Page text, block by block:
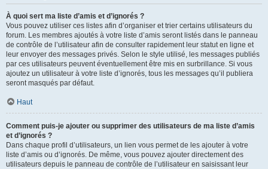
À quoi sert ma liste d’amis et d’ignorés ?
Vous pouvez utiliser ces listes afin d’organiser et trier certains utilisateurs du
forum. Les membres ajoutés à votre liste d’amis seront listés dans le panneau
de contrôle de l’utilisateur afin de consulter rapidement leur statut en ligne et
leur envoyer des messages privés. Selon le style utilisé, les messages publiés
par ces utilisateurs peuvent éventuellement être mis en surbrillance. Si vous
ajoutez un utilisateur à votre liste d’ignorés, tous les messages qu’il publiera
seront masqués par défaut.
Haut
Comment puis-je ajouter ou supprimer des utilisateurs de ma liste d’amis
et d’ignorés ?
Dans chaque profil d’utilisateurs, un lien vous permet de les ajouter à votre
liste d’amis ou d’ignorés. De même, vous pouvez ajouter directement des
utilisateurs depuis le panneau de contrôle de l’utilisateur en saisissant leur